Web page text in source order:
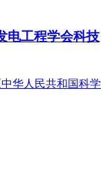
电工程学会科技
华人民共和国科学